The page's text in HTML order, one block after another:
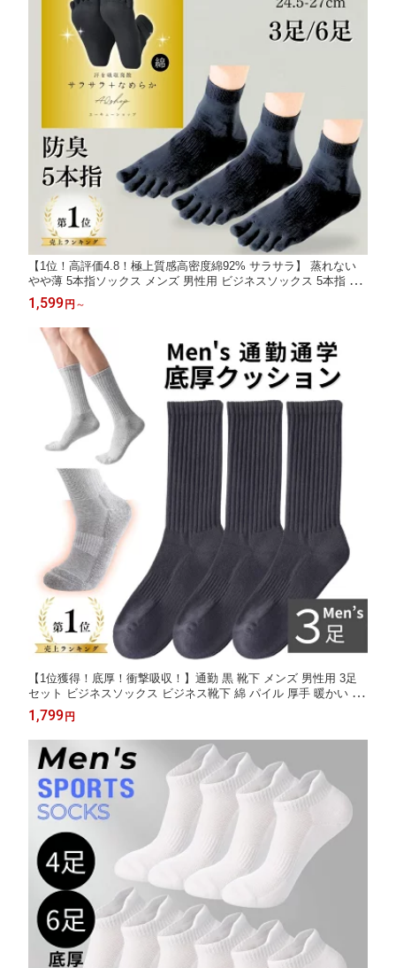
【1位！高評価4.8！極上質感高密度綿92% サラサラ】 蒸れない
やや薄 5本指ソックス メンズ 男性用 ビジネスソックス 5本指 黒
ショート ビジネス 綿 涼しい 靴下 ソックス 5本指靴下 五本指ソ
ックス 五本指靴下 五本指 防臭 抗菌 春 夏 夏用 秋 24.5cm-27cm
3足 6足 セット
1,599円 ～
【1位獲得！底厚！衝撃吸収！】通勤 黒 靴下 メンズ 男性用 3足
セット ビジネスソックス ビジネス靴下 綿 パイル 厚手 暖かい あ
ったか靴下 ビジネス 仕事 通学 保温 あたたかい 温かい あったか
冷え対策 外履き リブ ソックス24.5-27.5cm 3足セット 春 秋 冬 冬
用
1,799円